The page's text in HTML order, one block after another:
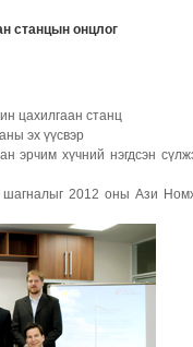
станцын онцлог
цахилгаан станц
эх үүсвэр
эрчим хүчний нэгдсэн
2012 оны Ази